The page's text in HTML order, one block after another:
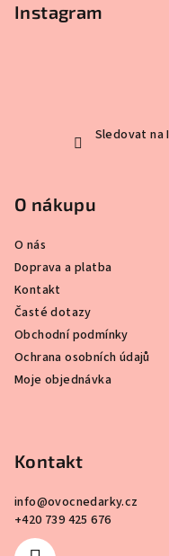
Instagram
Sledovat na
O nákupu
O nás
Doprava a platba
Kontakt
Časté dotazy
Obchodní podmínky
Ochrana osobních údajů
Moje objednávka
Kontakt
info@ovocnedarky.cz
+420 739 425 676